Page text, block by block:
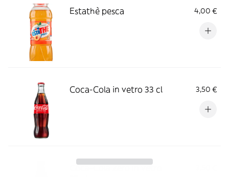
Estathè pesca 4,00 €
Coca-Cola in vetro 33 cl 3,50 €
Coca-Cola Zero in vetro